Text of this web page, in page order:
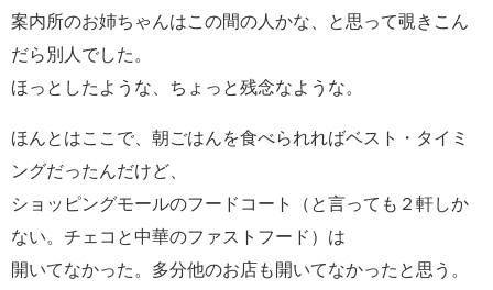
案内所のお姉ちゃんはこの間の人かな、と思って覗きこん
だら別人でした。
ほっとしたような、ちょっと残念なような。
ほんとはここで、朝ごはんを食べられればベスト・タイミ
ングだったんだけど、
ショッピングモールのフードコート（と言っても２軒しか
ない。チェコと中華のファストフード）は
開いてなかった。多分他のお店も開いてなかったと思う。